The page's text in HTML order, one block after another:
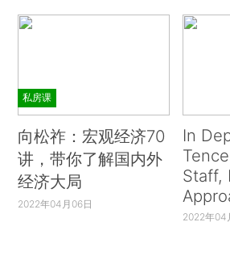
私房课
向松祚：宏观经济70
讲，带你了解国内外
经济大局
2022年04月06日
In
Staff,
2022年04